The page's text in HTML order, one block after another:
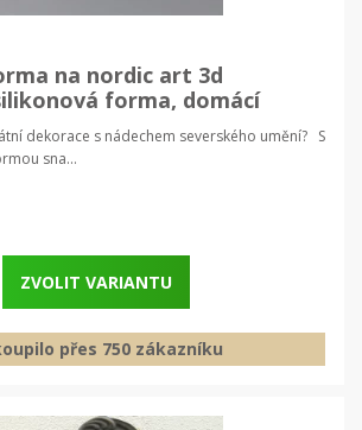
na nordic art 3d
forma, domácí
dekorace s nádechem severského umění? S
sna...
ZVOLIT VARIANTU
přes 750 zákazníku